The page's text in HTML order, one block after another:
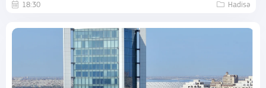
18:30 Hadisə